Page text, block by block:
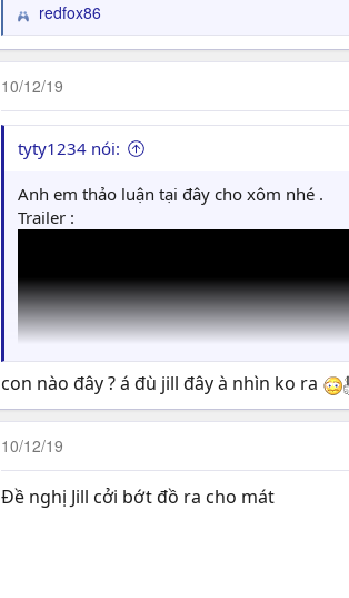
R
e
a
c
t
i
o
s
redfox86
10/12/19
tyty1234 nói:
Anh em thảo luận tại đây cho xôm nhé .
Trailer :
con nào đây ? á đù jill đây à nhìn ko ra
10/12/19
Đề nghị Jill cởi bớt đồ ra cho mát